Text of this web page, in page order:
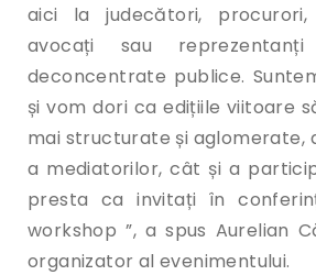
aici la judecători,
avocați sau
deconcentrate publice.
și vom dori ca edițiile viitoare
mai structurate și aglomerate,
a mediatorilor, cât și a
presta ca invitați în
workshop ”, a spus Aurelian
organizator al evenimentului.